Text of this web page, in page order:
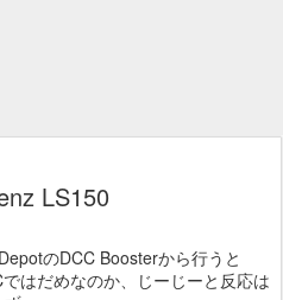
LS150
のDCC Boosterから行うと
はだめなのか、じーじーと反応は